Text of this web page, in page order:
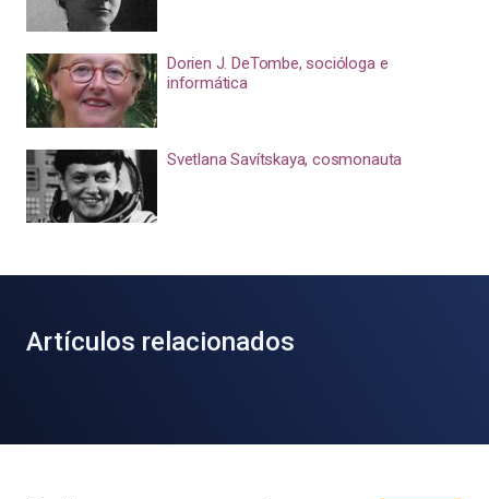
Dorien J. DeTombe, socióloga e
informática
Svetlana Savítskaya, cosmonauta
Artículos relacionados